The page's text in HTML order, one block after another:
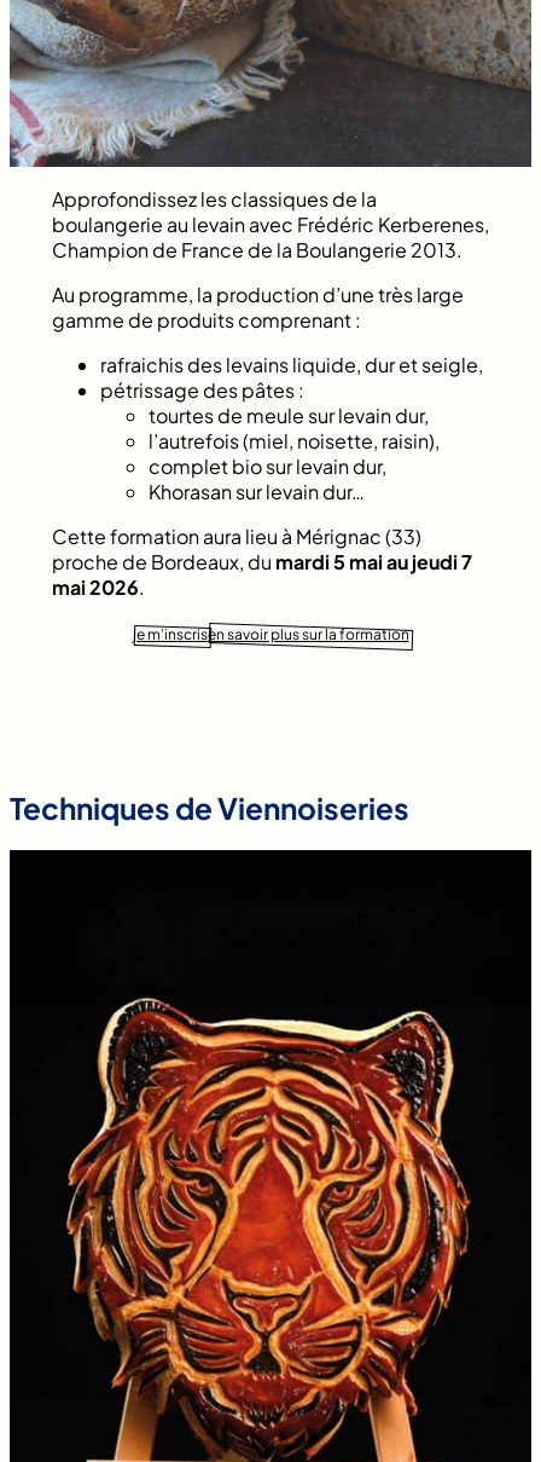
Approfondissez les classiques de la
boulangerie au levain avec Frédéric Kerberenes,
Champion de France de la Boulangerie 2013.
Au programme, la production d’une très large
gamme de produits comprenant :
rafraichis des levains liquide, dur et seigle,
pétrissage des pâtes :
tourtes de meule sur levain dur,
l’autrefois (miel, noisette, raisin),
complet bio sur levain dur,
Khorasan sur levain dur…
Cette formation aura lieu à Mérignac (33)
proche de Bordeaux, du mardi 5 mai au jeudi 7
mai 2026.
je m’inscrisen savoir plus sur la formation
Techniques de Viennoiseries